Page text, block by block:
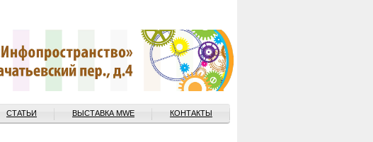
СТАТЬИ ВЫСТАВКА MWE КОНТАКТЫ